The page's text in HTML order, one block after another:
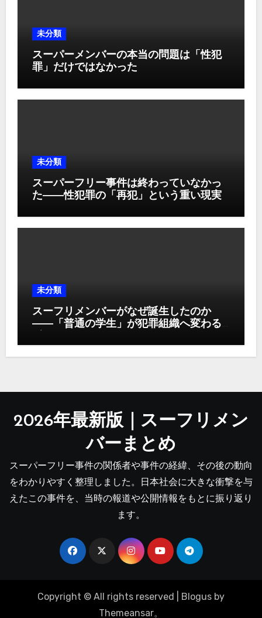
未分類
スーパーメンバーの本当の問題は「性犯
罪」だけではなかった
未分類
スーパーフリー事件は終わっていなかっ
た――性犯罪の「再犯」という重い現実
未分類
スーフリメンバーがなぜ誕生したのか
――「普通の学生」が犯罪組織へ変わる
2026年最新版｜スーフリメン
バーまとめ
スーパーフリー事件の関係者や事件の経緯、その後の動向
をわかりやすく整理しました。日本社会に大きな衝撃を与
えたこの事件を、当時の報道や公開情報をもとに振り返り
ます。
Copyright © All rights reserved Blogus by
Themeansar。